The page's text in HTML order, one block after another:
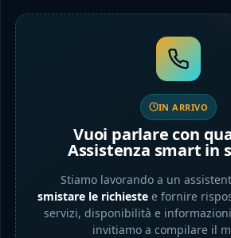
IN ARRIVO
Vuoi parlare con
Assistenza smart in
Stiamo lavorando a un
smistare le richiestee fornire
servizi, disponibilità e
invitiamo a compilare il